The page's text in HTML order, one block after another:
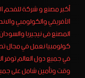
أكبر مصنع و شركة للفحم
الأفريقي والكولومبي
المصنع فى نيجيريا
في جميع دول العالم توفر
وقت وتأمين شامل على